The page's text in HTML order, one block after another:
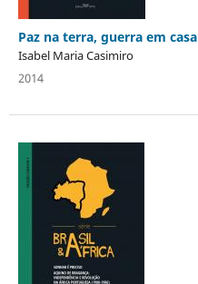
Paz na terra, guerra em casa
Isabel Maria Casimiro
2014